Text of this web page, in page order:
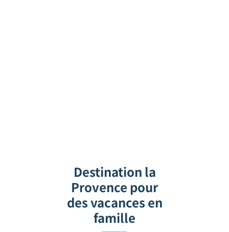
Destination la
Provence pour
des vacances en
famille